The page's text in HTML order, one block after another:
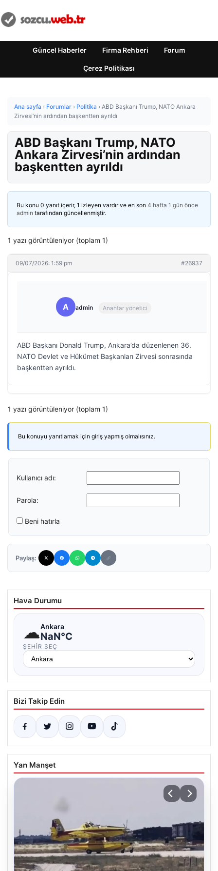
Güncel Haberler Firma Rehberi Forum
Çerez Politikası
Ana sayfa › Forumlar › Politika › ABD Başkanı Trump, NATO Ankara
Zirvesi’nin ardından başkentten ayrıldı
ABD Başkanı Trump, NATO
Ankara Zirvesi’nin ardından
başkentten ayrıldı
Bu konu 0 yanıt içerir, 1 izleyen vardır ve en son 4 hafta 1 gün önce
admin tarafından güncellenmiştir.
1 yazı görüntüleniyor (toplam 1)
09/07/2026: 1:59 pm #26937
A admin Anahtar yönetici
ABD Başkanı Donald Trump, Ankara’da düzenlenen 36.⁠
NATO Devlet ve Hükümet Başkanları Zirvesi sonrasında
başkentten ayrıldı.
1 yazı görüntüleniyor (toplam 1)
Bu konuyu yanıtlamak için giriş yapmış olmalısınız.
Kullanıcı adı:
Parola:
Beni hatırla
Paylaş:
Hava Durumu
☁Ankara
NaN°C
ŞEHIR SEÇ
Bizi Takip Edin
Yan Manşet